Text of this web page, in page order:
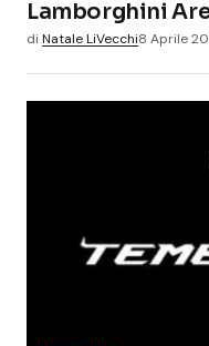
Lamborghini
di Natale LiVecchi8 Aprile